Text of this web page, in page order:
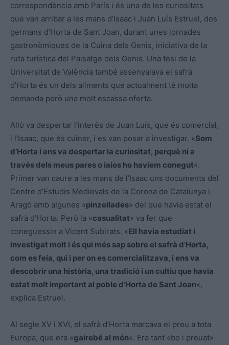
correspondència amb París i és una de les curiositats
que van arribar a les mans d’Isaac i Juan Luís Estruel, dos
germans d’Horta de Sant Joan, durant unes jornades
gastronòmiques de la Cuina dels Genis, iniciativa de la
ruta turística del Paisatge dels Genis. Una tesi de la
Universitat de València també assenyalava el safrà
d’Horta és un dels aliments que actualment té molta
demanda però una molt escassa oferta.
Allò va despertar l’interès de Juan Luís, que és comercial,
i l’Isaac, que és cuiner, i es van posar a investigar. «Som
d’Horta i ens va despertar la curiositat, perquè ni a
través dels meus pares o iaios ho havíem conegut«.
Primer van caure a les mans de l’Isaac uns documents del
Centre d’Estudis Medievals de la Corona de Catalunya i
Aragó amb algunes «pinzellades» del que havia estat el
safrà d’Horta. Però la «casualitat» va fer que
coneguessin a Vicent Subirats. «Ell havia estudiat i
investigat molt i és qui més sap sobre el safrà d’Horta,
com es feia, qui i per on es comercialitzava, i ens va
descobrir una història, una tradició i un cultiu que havia
estat molt important al poble d’Horta de Sant Joan«,
explica Estruel.
Al segle XV i XVI, el safrà d’Horta marcava el preu a tota
Europa, que era «gairebé al món«. Era tant «bo i preuat»